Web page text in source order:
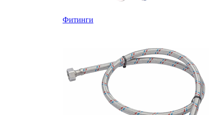
Фитинги